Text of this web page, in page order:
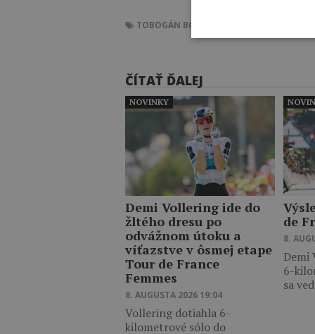
TOBOGÁN BOBOVÁ DRÁHA
ČÍTAŤ ĎALEJ
Demi Vollering ide do
žltého dresu po
odvážnom útoku a
víťazstve v ôsmej etape
Tour de France
Femmes
8. AUGUSTA 2026 19:04
Vollering dotiahla 6-
kilometrové sólo do
NOVINKY
de
8.
Demi
6-
sa